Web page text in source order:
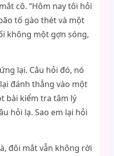
cô. “Hôm nay tôi hỏi
tố gào thét và một
không một gợn sóng,
lại. Câu hỏi đó, nó
đánh thẳng vào một
bài kiểm tra tâm lý
hỏi lạ. Sao em lại hỏi
đôi mắt vẫn không rời